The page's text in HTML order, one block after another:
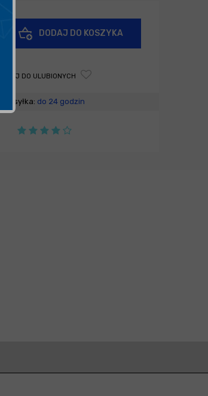
DODAJ DO KOSZYKA
DODAJ DO ULUBIONYCH
Wysyłka: do 24 godzin